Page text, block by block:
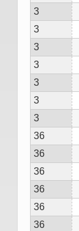
3
3
3
3
3
3
3
36
36
36
36
36
36